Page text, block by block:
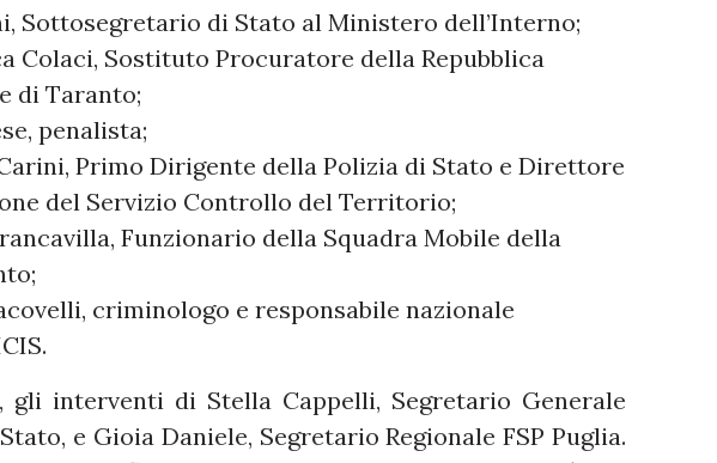
Sottosegretario di Stato al Ministero dell’Interno;
Colaci, Sostituto Procuratore della Repubblica
di Taranto;
penalista;
Primo Dirigente della Polizia di Stato e Direttore
del Servizio Controllo del Territorio;
Funzionario della Squadra Mobile della
criminologo e responsabile nazionale
gli interventi di Stella Cappelli, Segretario Generale
e Gioia Daniele, Segretario Regionale FSP Puglia.